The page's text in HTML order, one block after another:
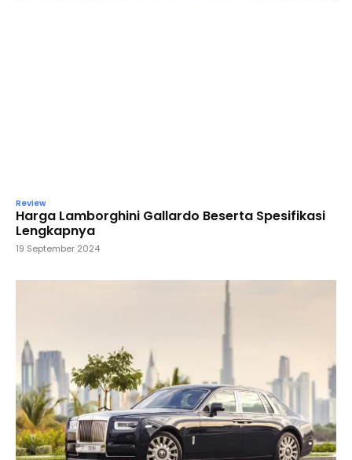
Review
Harga Lamborghini Gallardo Beserta Spesifikasi
Lengkapnya
19 September 2024